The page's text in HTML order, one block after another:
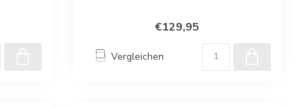
€129,95
Vergleichen